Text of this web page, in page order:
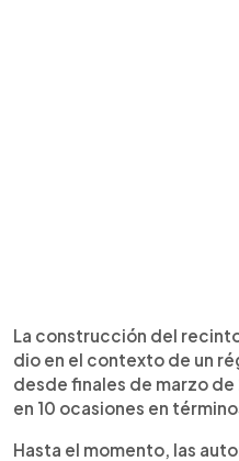
La construcción del
dio en el contexto de un
desde finales de marzo
en 10 ocasiones en
Hasta el momento, las